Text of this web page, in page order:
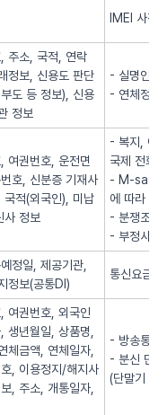
IMEI 사전
주소, 국적, 연락
정보, 신용도 판단
도 등 정보), 신용
정보
- 실명인증
- 연체정보
여권번호, 운전면
호, 신분증 기재사
적(외국인), 미납
사 정보
- 복지, 이
국제 전화
- M-safer
에 따라
- 분쟁조정
- 부정사용
정일, 제공기관,
정보(공통DI)
통신요금
여권번호, 외국인
생년월일, 상품명,
체금액, 연체일자,
, 이용정지/해지사
, 주소, 개통일자,
- 방송통신
- 분신 단
(단말기 분